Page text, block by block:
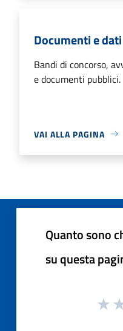
Documenti e dati
Bandi di concorso,
e documenti pubblici.
VAI ALLA PAGINA
Quanto sono
su questa